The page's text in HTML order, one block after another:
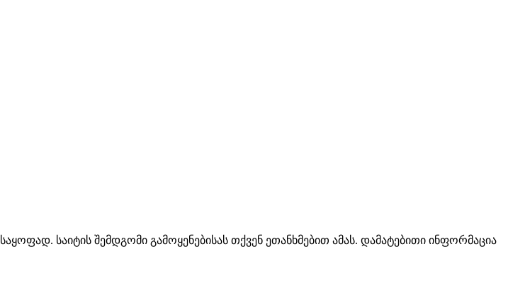
საიტის შემდგომი გამოყენებისას თქვენ ეთანხმებით ამას. დამატებითი ინფორმაცია